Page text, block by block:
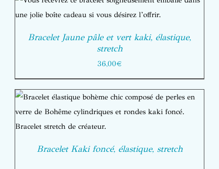
Bracelet Jaune pâle et vert kaki, élastique,
stretch
36,00€
Bracelet Kaki foncé, élastique, stretch